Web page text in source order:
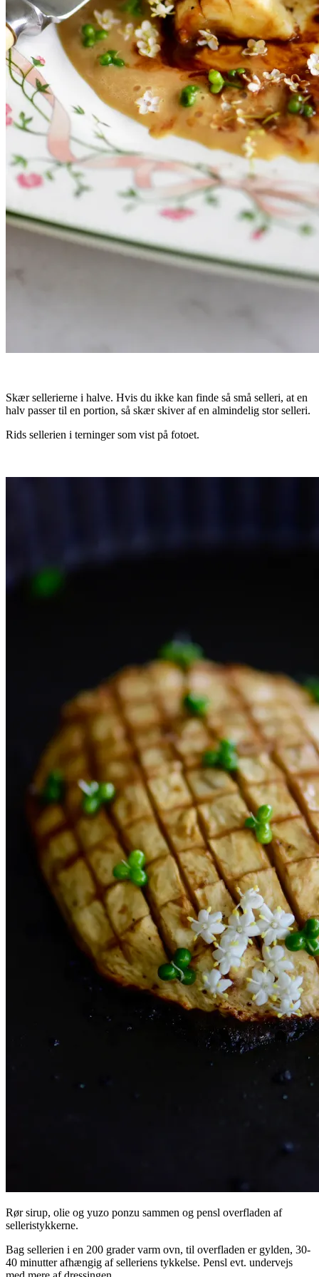
Skær sellerierne i halve. Hvis du ikke kan finde så små selleri, at en
halv passer til en portion, så skær skiver af en almindelig stor selleri.
Rids sellerien i terninger som vist på fotoet.
Rør sirup, olie og yuzo ponzu sammen og pensl overfladen af
selleristykkerne.
Bag sellerien i en 200 grader varm ovn, til overfladen er gylden, 30-
40 minutter afhængig af selleriens tykkelse. Pensl evt. undervejs